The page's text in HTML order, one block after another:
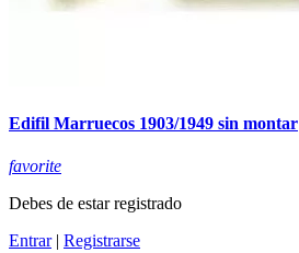
Edifil Marruecos 1903/1949 sin montar
favorite
Debes de estar registrado
Entrar| Registrarse